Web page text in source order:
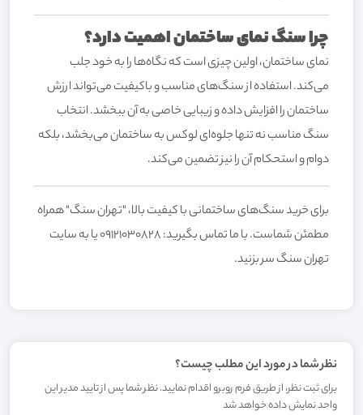
چرا سنگ نمای ساختمان اهمیت دارد؟
نمای ساختمان، اولین چیزی است که نگاه‌ها را به خود جلب
می‌کند. استفاده از سنگ‌های مناسب و باکیفیت می‌تواند ارزش
ساختمان را افزایش داده و زیبایی خاصی به آن ببخشد. انتخاب
سنگ مناسب نه تنها جلوه‌ای لوکس به ساختمان می‌بخشد، بلکه
دوام و استحکام آن را نیز تضمین می‌کند.
برای خرید سنگ‌های ساختمانی با کیفیت بالا، "تهران سنگ" همراه
مطمئن شماست. با ما تماس بگیرید: 09121030828 یا به سایت
تهران سنگسر بزنید.
نظر شما در مورد این مطلب چیست؟
برای ثبت نظر، از طریق فرم روبرو اقدام نمایید. نظر شما پس از تایید مدیر این
واحد نمایش داده خواهد شد